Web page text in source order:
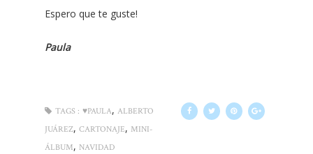
Espero que te guste!
Paula
TAGS : ♥PAULA, ALBERTO
JUÁREZ, CARTONAJE, MINI-
ÁLBUM, NAVIDAD